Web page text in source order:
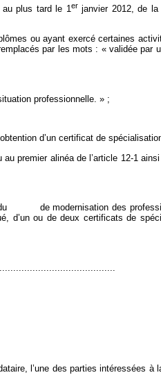
au plus tard le 1erjanvier 2012, de la
ou ayant exercé certaines
par les mots : « validée par
professionnelle. » ;
d’un certificat de
premier alinéa de l’article 12-1
de modernisation des
d’un ou de deux certificats de
l’une des parties intéressées à